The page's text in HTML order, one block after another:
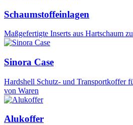
Schaumstoffeinlagen
Maßgefertigte Inserts aus Hartschaum
Sinora Case
Hardshell Schutz- und Transportkoffer
von Waren
Alukoffer